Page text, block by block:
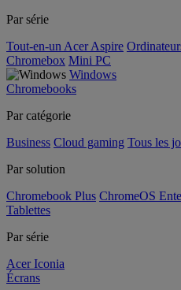
Par série
Tout-en-un Acer Aspire
Chromebox Mini PC
Windows
Chromebooks
Par catégorie
Business Cloud gaming Tous les
Par solution
Chromebook Plus ChromeOS
Tablettes
Par série
Acer Iconia
Écrans